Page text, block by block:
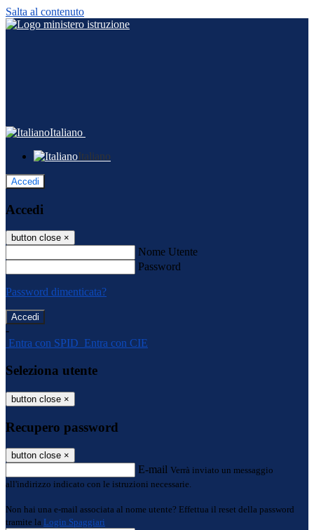
Salta al contenuto
Italiano
Italiano
Accedi
Accedi
button close ×
Nome Utente
Password
Password dimenticata?
-
Entra con SPID Entra con CIE
Seleziona utente
button close ×
Recupero password
button close ×
E-mail Verrà inviato un messaggio
all'indirizzo indicato con le istruzioni necessarie.
Non hai una e-mail associata al nome utente? Effettua il reset della password
tramite la Login Spaggiari